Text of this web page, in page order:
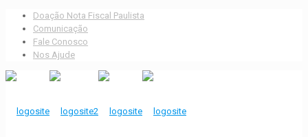
Doação Nota Fiscal Paulista
Comunicação
Fale Conosco
Nos Ajude